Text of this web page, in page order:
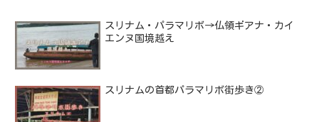
スリナム・パラマリボ→仏領ギアナ・カイ
エンヌ国境越え
スリナムの首都パラマリボ街歩き②